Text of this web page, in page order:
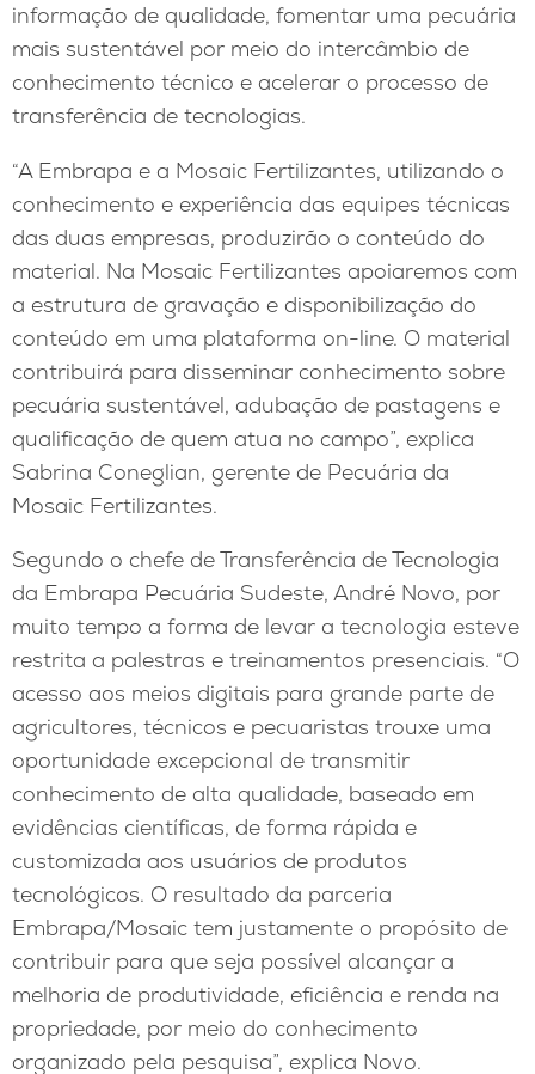
informação de qualidade, fomentar uma pecuária
mais sustentável por meio do intercâmbio de
conhecimento técnico e acelerar o processo de
transferência de tecnologias.
“A Embrapa e a Mosaic Fertilizantes, utilizando o
conhecimento e experiência das equipes técnicas
das duas empresas, produzirão o conteúdo do
material. Na Mosaic Fertilizantes apoiaremos com
a estrutura de gravação e disponibilização do
conteúdo em uma plataforma on-line. O material
contribuirá para disseminar conhecimento sobre
pecuária sustentável, adubação de pastagens e
qualificação de quem atua no campo”, explica
Sabrina Coneglian, gerente de Pecuária da
Mosaic Fertilizantes.
Segundo o chefe de Transferência de Tecnologia
da Embrapa Pecuária Sudeste, André Novo, por
muito tempo a forma de levar a tecnologia esteve
restrita a palestras e treinamentos presenciais. “O
acesso aos meios digitais para grande parte de
agricultores, técnicos e pecuaristas trouxe uma
oportunidade excepcional de transmitir
conhecimento de alta qualidade, baseado em
evidências científicas, de forma rápida e
customizada aos usuários de produtos
tecnológicos. O resultado da parceria
Embrapa/Mosaic tem justamente o propósito de
contribuir para que seja possível alcançar a
melhoria de produtividade, eficiência e renda na
propriedade, por meio do conhecimento
organizado pela pesquisa”, explica Novo.